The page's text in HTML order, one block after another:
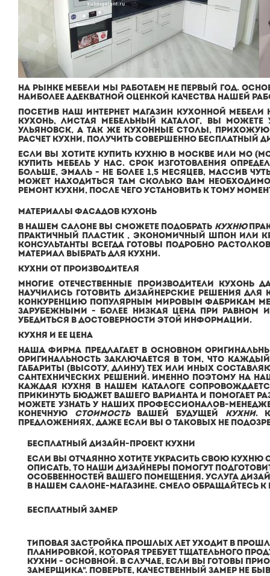
НА РЫНКЕ МЕБЕЛИ МЫ РАБОТАЕМ НЕ ПЕРВЫЙ ГОД.
НАИБОЛЕЕ АДЕКВАТНОЙ ОЦЕНКОЙ КАЧЕСТВА НАШЕЙ
ПОСЕТИВ НАШ ИНТЕРНЕТ МАГАЗИН КУХОННОЙ МЕБЕЛИ
КУХОНЬ, ЛИСТАЯ МЕБЕЛЬНЫЙ КАТАЛОГ, ВЫ МОЖЕТЕ
УЛЬЯНОВСК, А ТАК ЖЕ КУХОННЫЕ СТОЛЫ, ПРИХОЖУЮ
РАСЧЕТ КУХНИ, ПОЛУЧИТЬ СОВЕРШЕННО БЕСПЛАТНЫЙ
ЕСЛИ ВЫ ХОТИТЕ КУПИТЬ КУХНЮ В МОСКВЕ ИЛИ МО
КУПИТЬ МЕБЕЛЬ У НАС. СРОК ИЗГОТОВЛЕНИЯ
БОЛЬШЕ, ЭМАЛЬ - НЕ БОЛЕЕ 1,5 МЕСЯЦЕВ, МАССИВ
МОЖЕТ НАХОДИТЬСЯ ТАМ СКОЛЬКО ВАМ
РЕМОНТ КУХНИ, ПОСЛЕ ЧЕГО УСТАНОВИТЬ К ТОМУ
МАТЕРИАЛЫ ФАСАДОВ КУХОНЬ
В НАШЕМ САЛОНЕВЫ СМОЖЕТЕ ПОДОБРАТЬ КУХНЮ
ПРАКТИЧНЫЙ ПЛАСТИК , ЭКОНОМИЧНЫЙ ШПОН ИЛИ
КОНСУЛЬТАНТЫ ВСЕГДА ГОТОВЫ ПОДРОБНО
МАТЕРИАЛ ВЫБРАТЬ ДЛЯ КУХНИ.
КУХНИ ОТ ПРОИЗВОДИТЕЛЯ
МНОГИЕ ОТЕЧЕСТВЕННЫЕ ПРОИЗВОДИТЕЛИ КУХОНЬ
НАУЧИЛИСЬ ГОТОВИТЬ ДИЗАЙНЕРСКИЕ РЕШЕНИЯ
КОНКУРЕНЦИЮ ПОПУЛЯРНЫМ МИРОВЫМ ФАБРИКАМ
ЗАРУБЕЖНЫМИ - БОЛЕЕ НИЗКАЯ ЦЕНА ПРИ РАВНОМ
УБЕДИТЬСЯ В ДОСТОВЕРНОСТИ ЭТОЙ ИНФОРМАЦИИ.
КУХНЯ И ЕЕ ЦЕНА
НАША ФИРМА ПРЕДЛАГАЕТ В ОСНОВНОМ
ОРИГИНАЛЬНОСТЬ ЗАКЛЮЧАЕТСЯ В ТОМ, ЧТО
ГАБАРИТЫ (ВЫСОТУ, ДЛИНУ) ТЕХ ИЛИ ИНЫХ
САНТЕХНИЧЕСКИХ РЕШЕНИЙ. ИМЕННО ПОЭТОМУ НА
КАЖДАЯ КУХНЯ В НАШЕМ КАТАЛОГЕ
ПРИКИНУТЬ БЮДЖЕТ ВАШЕГО ВАРИАНТА И ПОМОГАЕТ
МОЖЕТЕ УЗНАТЬ У НАШИХ ПРОФЕССИОНАЛОВ-
КОНЕЧНУЮ СТОИМОСТЬВАШЕЙ БУДУЩЕЙ КУХНИ.
ПРЕДЛОЖЕНИЯХ, ДАЖЕ ЕСЛИ ВЫ О ТАКОВЫХ НЕ
БЕСПЛАТНЫЙ ДИЗАЙН-ПРОЕКТ КУХНИ
ЕСЛИ ВЫ ОТЧАЯННО ХОТИТЕ УКРАСИТЬ СВОЮ КУХНЮ
ОПИСАТЬ, ТО НАШИ ДИЗАЙНЕРЫ ПОМОГУТ
ОСОБВЕННОСТЕЙ ВАШЕГО ПОМЕЩЕНИЯ. УСЛУГА
В НАШЕМ САЛОНЕ-МАГАЗИНЕ. СМЕЛО ОБРАЩАЙТЕСЬ
БЕСПЛАТНЫЙ ЗАМЕР
ТИПОВАЯ ЗАСТРОЙКА ПРОШЛЫХ ЛЕТ УХОДИТ В
ПЛАНИРОВКОЙ, КОТОРАЯ ТРЕБУЕТ ТЩАТЕЛЬНОГО
КУХНИ - ОСНОВНОЙ. В СЛУЧАЕ, ЕСЛИ ВЫ ГОТОВЫ
ЗАМЕРЩИКА". ПОВЕРЬТЕ, КАЧЕСТВЕННЫЙ ЗАМЕР НЕ